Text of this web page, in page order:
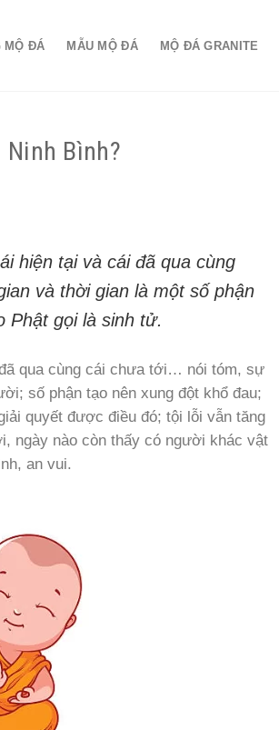
MỘ ĐÁ MẪU MỘ ĐÁ MỘ ĐÁ GRANITE
Bình?
hiện tại và cái đã qua cùng
và thời gian là một số phận
Phật gọi là sinh tử.
qua cùng cái chưa tới… nói tóm, sự
số phận tạo nên xung đột khổ đau;
quyết được điều đó; tội lỗi vẫn tăng
ngày nào còn thấy có người khác vật
an vui.